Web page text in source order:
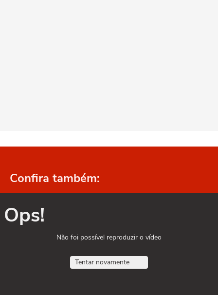
Confira também:
Ops!
Não foi possível reproduzir o vídeo
Tentar novamente